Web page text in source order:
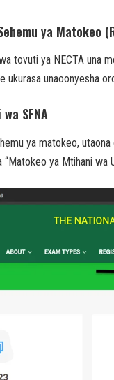
ya Matokeo
tovuti ya NECTA una
ukurasa unaoonyesha
SFNA
ya matokeo,
“Matokeo ya Mtihani wa